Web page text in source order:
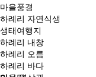
마을풍경
하례리 자연식생
생태여행지
하례리 내창
하례리 오름
하례리 바다